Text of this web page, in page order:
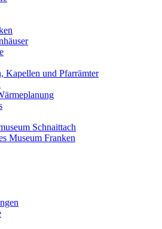
Kapellen und Pfarrämter
Schnaittach
Museum Franken